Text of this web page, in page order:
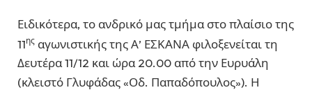
Ειδικότερα, το ανδρικό μας τμήμα στο πλαίσιο της
11ης αγωνιστικής της Α’ ΕΣΚΑΝΑ φιλοξενείται τη
Δευτέρα 11/12 και ώρα 20.00 από την Ευρυάλη
(κλειστό Γλυφάδας «Οδ. Παπαδόπουλος»). Η